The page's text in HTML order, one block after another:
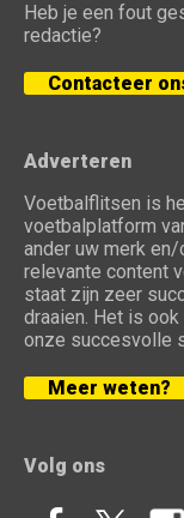
Heb je een fout
redactie?
Contacteer
Adverteren
Voetbalflitsen is
voetbalplatform
ander uw merk
relevante content
staat zijn zeer
draaien. Het is
onze succesvolle
Meer weten?
Volg ons